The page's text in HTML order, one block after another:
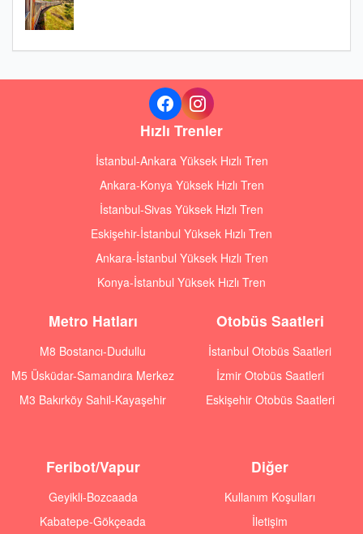
Hızlı Trenler
İstanbul-Ankara Yüksek Hızlı Tren
Ankara-Konya Yüksek Hızlı Tren
İstanbul-Sivas Yüksek Hızlı Tren
Eskişehir-İstanbul Yüksek Hızlı Tren
Ankara-İstanbul Yüksek Hızlı Tren
Konya-İstanbul Yüksek Hızlı Tren
Metro Hatları
M8 Bostancı-Dudullu
M5 Üsküdar-Samandıra Merkez
M3 Bakırköy Sahil-Kayaşehir
Otobüs Saatleri
İstanbul Otobüs Saatleri
İzmir Otobüs Saatleri
Eskişehir Otobüs Saatleri
Feribot/Vapur
Geyikli-Bozcaada
Kabatepe-Gökçeada
Diğer
Kullanım Koşulları
İletişim